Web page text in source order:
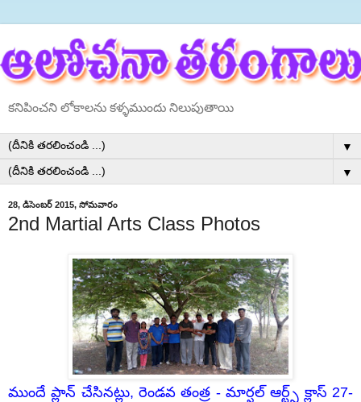
కనిపించని లోకాలను కళ్ళముందు నిలుపుతాయి
▼
▼
28, డిసెంబర్ 2015, సోమవారం
2nd Martial Arts Class Photos
ముందే ప్లాన్ చేసినట్లు, రెండవ తంత్ర - మార్షల్ ఆర్ట్స్ క్లాస్ 27-